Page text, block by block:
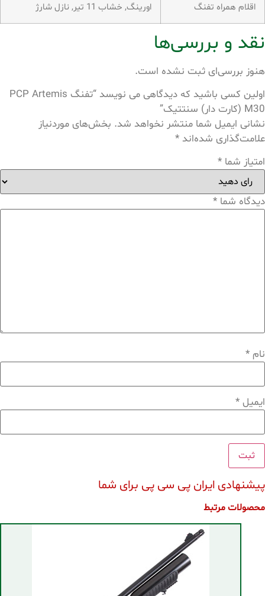
اقلام همراه تفنگ اورینگ, خشاب 11 تیر, نازل شارژ
نقد و بررسی‌ها
هنوز بررسی‌ای ثبت نشده است.
اولین کسی باشید که دیدگاهی می نویسد “تفنگ PCP Artemis
M30 (کارت دار) سنتتیک”
نشانی ایمیل شما منتشر نخواهد شد. بخش‌های موردنیاز
علامت‌گذاری شده‌اند *
امتیاز شما *
دیدگاه شما *
نام *
ایمیل *
پیشنهادی ایران پی سی پی برای شما
محصولات مرتبط